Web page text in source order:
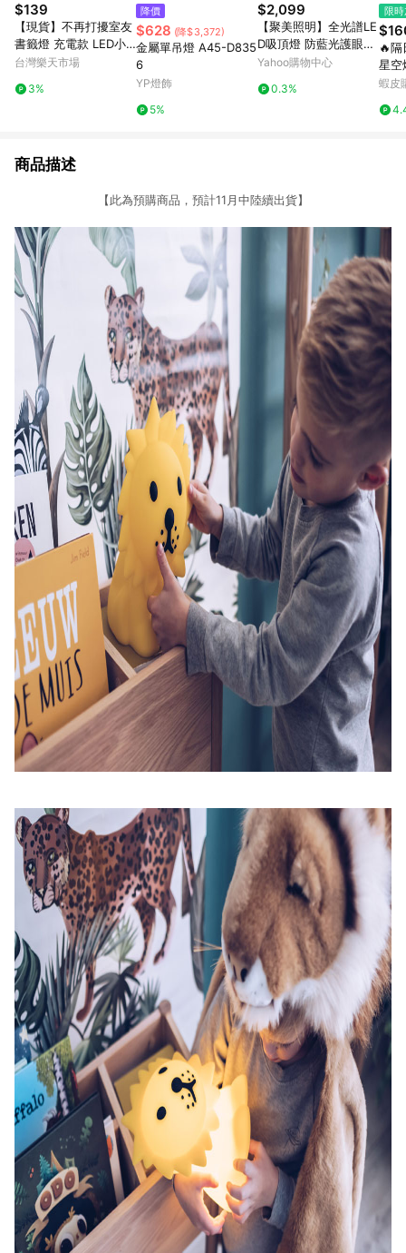
$139
【現貨】不再打擾室友
書籤燈 充電款 LED小
夜燈 超薄 夜間LED 便
書燈 交換禮物｜領券最
台灣樂天市場
3%
降價
$628 (降$3,372)
金屬單吊燈 A45-D835
6
YP燈飾
5%
$2,099
【聚美照明】全光譜LE
D吸頂燈 防藍光護眼燈
三色無極調光附遙控 圓
32W】無極調光+全光
Yahoo購物中心
0.3%
限
🔥
星空
小夜
車載
蝦皮
商品描述
【此為預購商品，預計11月中陸續出貨】